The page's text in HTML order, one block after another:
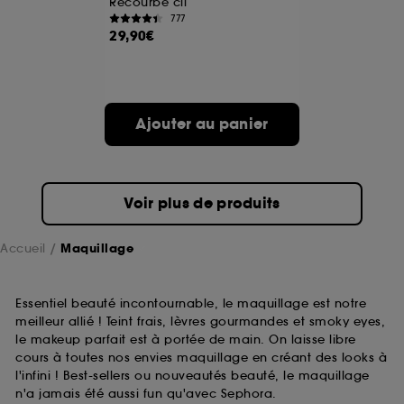
777
29,90€
Ajouter au panier
Voir plus de produits
Accueil Maquillage
Essentiel beauté incontournable, le maquillage est notre
meilleur allié ! Teint frais, lèvres gourmandes et smoky eyes,
le makeup parfait est à portée de main. On laisse libre
cours à toutes nos envies maquillage en créant des looks à
l'infini ! Best-sellers ou nouveautés beauté, le maquillage
n'a jamais été aussi fun qu'avec Sephora.
A l'exception des cookies techniques, le dépôt et la
choix" ci-dessous ou décider de "tout accepter".
Sephora pourra associer les informations de
navigation collectées par ces Cookies, pour les
sur "continuer sans accepter". Voous pouvez à tout
moment choisir de retirer votrte consentement. Si vous
souhaitez obtenir plus d'information sur les cookies